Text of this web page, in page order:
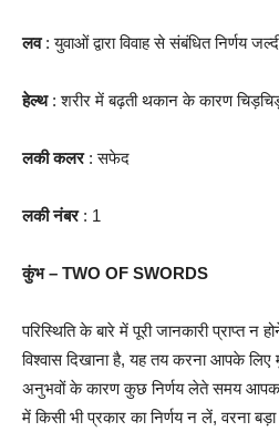
लव: युवाओं द्वारा विवाह से संबंधित निर्णय
हेल्थ : शरीर में बढ़ती थकान के कारण
लकी कलर : सफेद
लकी नंबर : 1
कुंभ – TWO OF SWORDS
परिस्थिति के बारे में पूरी जानकारी प्राप्त न
विश्वास दिखाना है, यह तय करना आपके
अनुभवों के कारण कुछ निर्णय लेते समय
में किसी भी प्रकार का निर्णय न लें, वरना